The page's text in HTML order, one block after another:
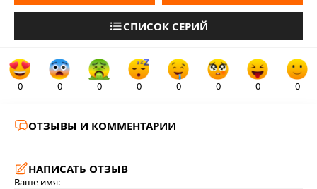
СПИСОК СЕРИЙ
0 0 0 0 0 0 0 0
ОТЗЫВЫ И КОММЕНТАРИИ
НАПИСАТЬ ОТЗЫВ
Ваше имя: